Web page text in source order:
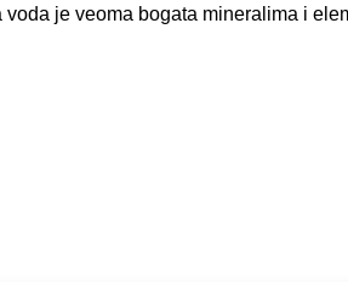
je veoma bogata mineralima i